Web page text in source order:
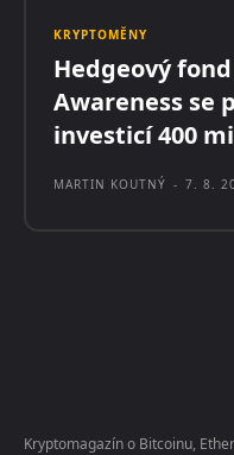
KRYPTOMĚNY
Hedgeový
Awareness se
investicí 400
MARTIN KOUTNÝ - 7. 8.
Kryptomagazín o Bitcoinu,